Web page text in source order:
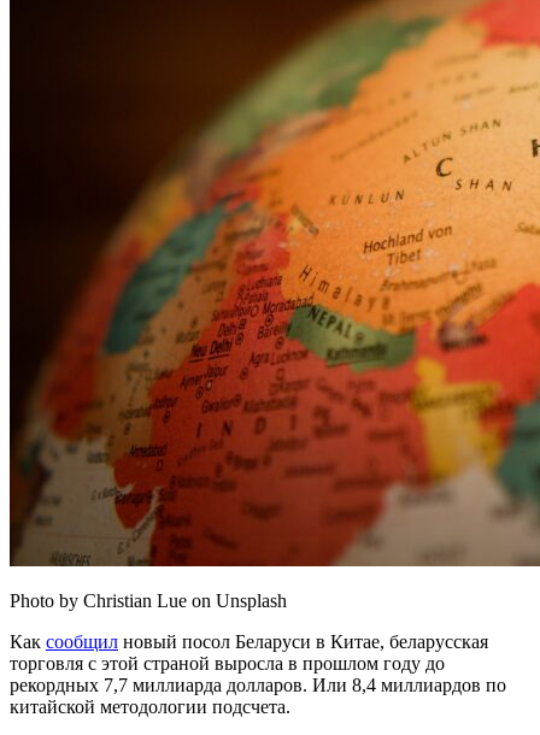
Photo by Christian Lue on Unsplash
Как сообщил новый посол Беларуси в Китае, беларусская
торговля с этой страной выросла в прошлом году до
рекордных 7,7 миллиарда долларов. Или 8,4 миллиардов по
китайской методологии подсчета.